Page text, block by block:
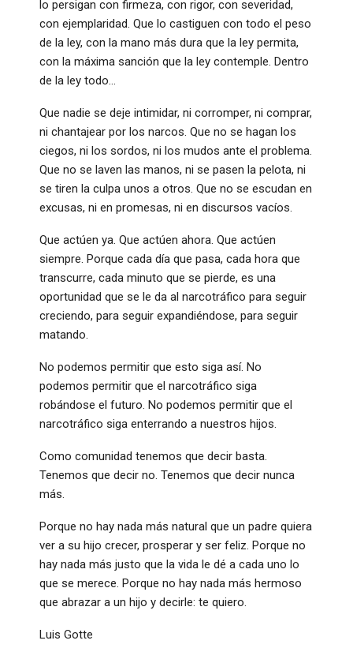
lo persigan con firmeza, con rigor, con severidad,
con ejemplaridad. Que lo castiguen con todo el peso
de la ley, con la mano más dura que la ley permita,
con la máxima sanción que la ley contemple. Dentro
de la ley todo…
Que nadie se deje intimidar, ni corromper, ni comprar,
ni chantajear por los narcos. Que no se hagan los
ciegos, ni los sordos, ni los mudos ante el problema.
Que no se laven las manos, ni se pasen la pelota, ni
se tiren la culpa unos a otros. Que no se escudan en
excusas, ni en promesas, ni en discursos vacíos.
Que actúen ya. Que actúen ahora. Que actúen
siempre. Porque cada día que pasa, cada hora que
transcurre, cada minuto que se pierde, es una
oportunidad que se le da al narcotráfico para seguir
creciendo, para seguir expandiéndose, para seguir
matando.
No podemos permitir que esto siga así. No
podemos permitir que el narcotráfico siga
robándose el futuro. No podemos permitir que el
narcotráfico siga enterrando a nuestros hijos.
Como comunidad tenemos que decir basta.
Tenemos que decir no. Tenemos que decir nunca
más.
Porque no hay nada más natural que un padre quiera
ver a su hijo crecer, prosperar y ser feliz. Porque no
hay nada más justo que la vida le dé a cada uno lo
que se merece. Porque no hay nada más hermoso
que abrazar a un hijo y decirle: te quiero.
Luis Gotte